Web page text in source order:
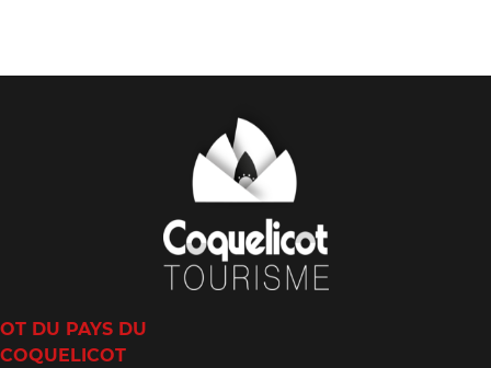
OT DU PAYS DU
COQUELICOT